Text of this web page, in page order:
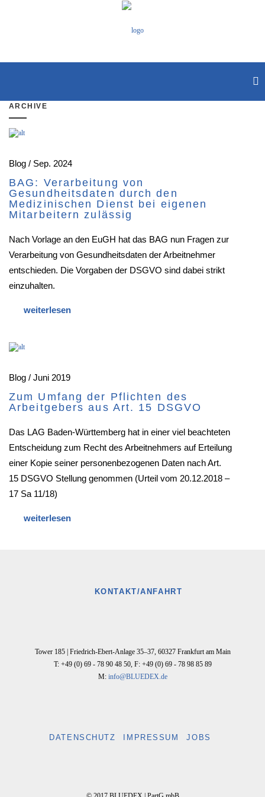
ARCHIVE
Blog / Sep. 2024
BAG: Verarbeitung von
Gesundheitsdaten durch den
Medizinischen Dienst bei eigenen
Mitarbeitern zulässig
Nach Vorlage an den EuGH hat das BAG nun Fragen zur
Verarbeitung von Gesundheitsdaten der Arbeitnehmer
entschieden. Die Vorgaben der DSGVO sind dabei strikt
einzuhalten.
Blog / Juni 2019
Zum Umfang der Pflichten des
Arbeitgebers aus Art. 15 DSGVO
Das LAG Baden-Württemberg hat in einer viel beachteten
Entscheidung zum Recht des Arbeitnehmers auf Erteilung
einer Kopie seiner personenbezogenen Daten nach Art.
15 DSGVO Stellung genommen (Urteil vom 20.12.2018 –
17 Sa 11/18)
KONTAKT/ANFAHRT
Tower 185 | Friedrich-Ebert-Anlage 35–37, 60327 Frankfurt am Main
T: +49 (0) 69 - 78 90 48 50, F: +49 (0) 69 - 78 98 85 89
M: info@BLUEDEX.de
DATENSCHUTZ IMPRESSUM JOBS